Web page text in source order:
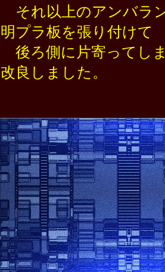
それ以上のアンバラ
明プラ板を張り付けて
後ろ側に片寄ってし
改良しました。